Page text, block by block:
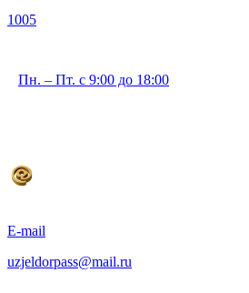
1005
Пн. – Пт. с 9:00 до 18:00
E-mail
uzjeldorpass@mail.ru